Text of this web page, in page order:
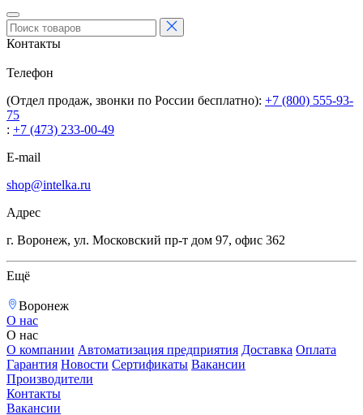
Контакты
Телефон
(Отдел продаж, звонки по России бесплатно): +7 (800) 555-93-
75
: +7 (473) 233-00-49
E-mail
shop@intelka.ru
Адрес
г. Воронеж, ул. Московский пр-т дом 97, офис 362
Ещё
Воронеж
О нас
О нас
О компании Автоматизация предприятия Доставка Оплата
Гарантия Новости Сертификаты Вакансии
Производители
Контакты
Вакансии